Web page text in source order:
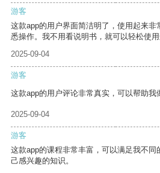
游客
这款app的用户界面简洁明了，使用起来
悉操作。我不用看说明书，就可以轻松使用
2025-09-04
游客
这款app的用户评论非常真实，可以帮助我
2025-09-04
游客
这款app的课程非常丰富，可以满足我不同
己感兴趣的知识。